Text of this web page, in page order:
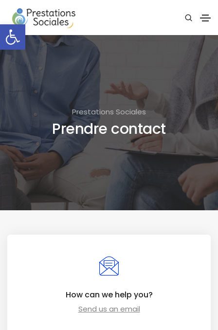
Ouvrir la barre d’outils
Prestations Sociales
Prendre contact
How can we help you?
Send us an email